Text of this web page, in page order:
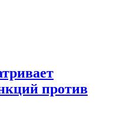
против